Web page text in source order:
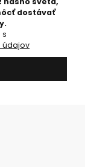
dostávať
údajov